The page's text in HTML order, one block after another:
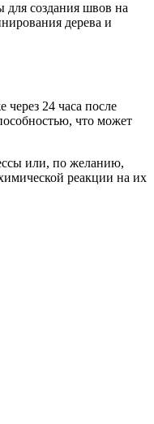
для создания швов на
дерева и
24 часа после
что может
или, по желанию,
реакции на их